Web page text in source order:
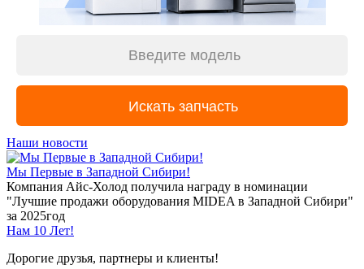
Наши новости
Мы Первые в Западной Сибири!
Компания Айс-Холод получила награду в номинации
"Лучшие продажи оборудования MIDEA в Западной Сибири"
за 2025год
Нам 10 Лет!
Дорогие друзья, партнеры и клиенты!